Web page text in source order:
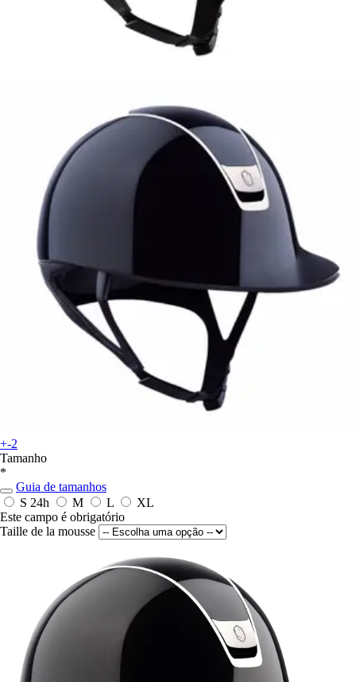
+-2
Tamanho
*
Guia de tamanhos
S 24h M L
XL
Este campo é obrigatório
Taille de la mousse